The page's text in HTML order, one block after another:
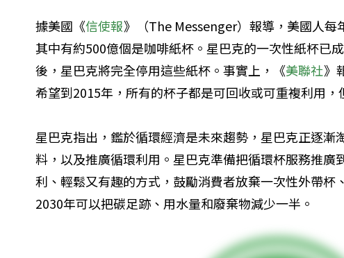
據美國《信使報》（The Messenger）報導，美國人每
其中有約500億個是咖啡紙杯。星巴克的一次性紙杯已
後，星巴克將完全停用這些紙杯。事實上，《美聯社》
希望到2015年，所有的杯子都是可回收或可重複利用
星巴克指出，鑑於循環經濟是未來趨勢，星巴克正逐漸
料，以及推廣循環利用。星巴克準備把循環杯服務推廣
利、輕鬆又有趣的方式，鼓勵消費者放棄一次性外帶杯
2030年可以把碳足跡、用水量和廢棄物減少一半。